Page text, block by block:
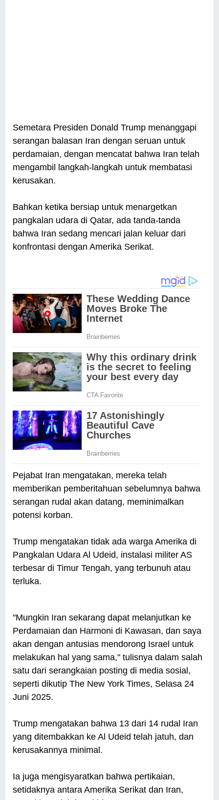
Semetara Presiden Donald Trump menanggapi
serangan balasan Iran dengan seruan untuk
perdamaian, dengan mencatat bahwa Iran telah
mengambil langkah-langkah untuk membatasi
kerusakan.
Bahkan ketika bersiap untuk menargetkan
pangkalan udara di Qatar, ada tanda-tanda
bahwa Iran sedang mencari jalan keluar dari
konfrontasi dengan Amerika Serikat.
Pejabat Iran mengatakan, mereka telah
memberikan pemberitahuan sebelumnya bahwa
serangan rudal akan datang, meminimalkan
potensi korban.
Trump mengatakan tidak ada warga Amerika di
Pangkalan Udara Al Udeid, instalasi militer AS
terbesar di Timur Tengah, yang terbunuh atau
terluka.
"Mungkin Iran sekarang dapat melanjutkan ke
Perdamaian dan Harmoni di Kawasan, dan saya
akan dengan antusias mendorong Israel untuk
melakukan hal yang sama," tulisnya dalam salah
satu dari serangkaian posting di media sosial,
seperti dikutip The New York Times, Selasa 24
Juni 2025.
Trump mengatakan bahwa 13 dari 14 rudal Iran
yang ditembakkan ke Al Udeid telah jatuh, dan
kerusakannya minimal.
Ia juga mengisyaratkan bahwa pertikaian,
setidaknya antara Amerika Serikat dan Iran,